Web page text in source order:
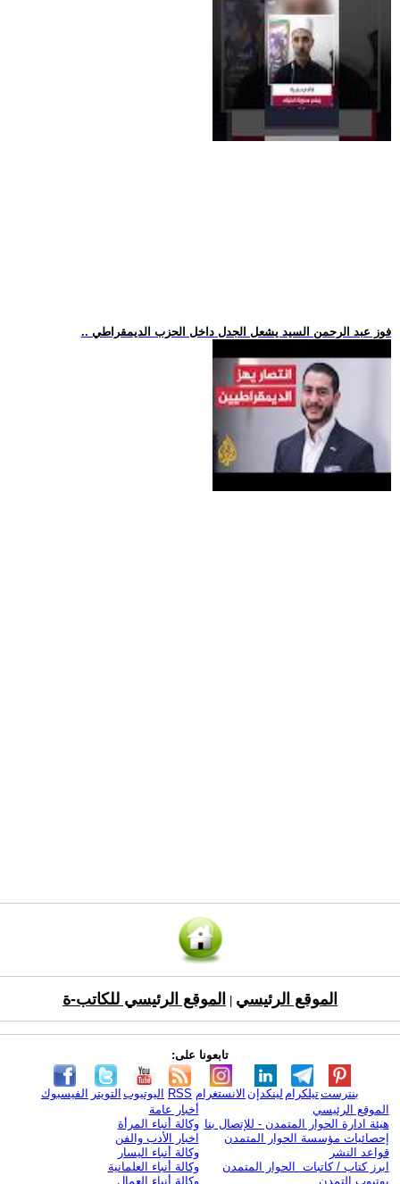
.. فوز عبد الرحمن السيد يشعل الجدل داخل الحزب الديمقراطي
الموقع الرئيسي الموقع الرئيسي للكاتب-ة
تابعونا على:
الفيسبوك التويتر اليوتيوب RSS الانستغرام لينكدإن تيلكرامبنترست
الموقع الرئيسي
هيئة ادارة الحوار المتمدن - للإتصال بنا
إحصائيات مؤسسة الحوار المتمدن
قواعد النشر
ابرز كتاب / كاتبات الحوار المتمدن
يوتيوب التمدن
أخبار عامة
وكالة أنباء المرأة
اخبار الأدب والفن
وكالة أنباء اليسار
وكالة أنباء العلمانية
وكالة أنباء العمال